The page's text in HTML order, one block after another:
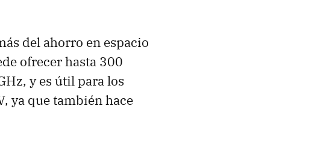
del ahorro en espacio
ofrecer hasta 300
y es útil para los
ya que también hace